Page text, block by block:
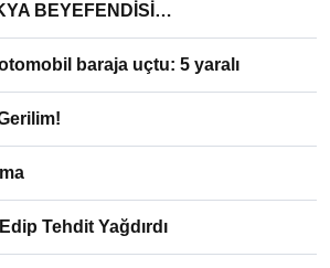
BEYEFENDİSİ…
baraja uçtu: 5 yaralı
Tehdit Yağdırdı